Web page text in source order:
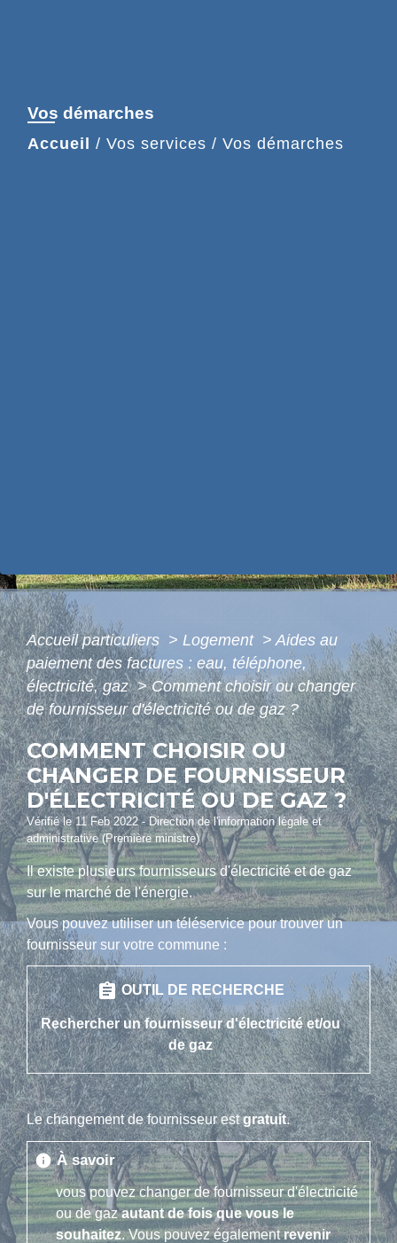
Vos démarches
Accueil / Vos services / Vos démarches
Accueil particuliers > Logement > Aides au
paiement des factures : eau, téléphone,
électricité, gaz> Comment choisir ou changer
de fournisseur d'électricité ou de gaz ?
COMMENT CHOISIR OU
CHANGER DE FOURNISSEUR
D'ÉLECTRICITÉ OU DE GAZ ?
Vérifié le 11 Feb 2022 - Direction de l'information légale et
administrative (Première ministre)
Il existe plusieurs fournisseurs d'électricité et de gaz
sur le marché de l'énergie.
Vous pouvez utiliser un téléservice pour trouver un
fournisseur sur votre commune :
assignment OUTIL DE RECHERCHE
Rechercher un fournisseur d'électricité et/ou
de gaz
Le changement de fournisseur estgratuit.
infoÀ savoir
vous pouvez changer de fournisseur d'électricité
ou de gazautant de fois que vous le
souhaitez. Vous pouvez égalementrevenir